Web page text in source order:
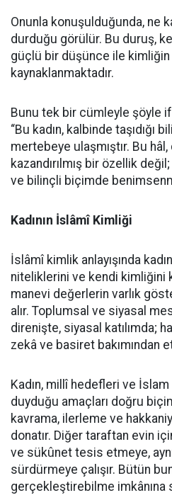
Onunla konuşulduğunda, ne
durduğu görülür. Bu duruş,
güçlü bir düşünce ile kimliğin
kaynaklanmaktadır.
Bunu tek bir cümleyle şöyle
“Bu kadın, kalbinde taşıdığı
mertebeye ulaşmıştır. Bu hâl,
kazandırılmış bir özellik
ve bilinçli biçimde
Kadının İslâmî Kimliği
İslâmî kimlik anlayışında
niteliklerini ve kendi kimliğini
manevi değerlerin varlık
alır. Toplumsal ve siyasal
direnişte, siyasal katılımda;
zekâ ve basiret bakımından
Kadın, millî hedefleri ve
duyduğu amaçları doğru
kavrama, ilerleme ve
donatır. Diğer taraftan evin
ve sükûnet tesis etmeye,
sürdürmeye çalışır. Bütün
gerçekleştirebilme imkânına